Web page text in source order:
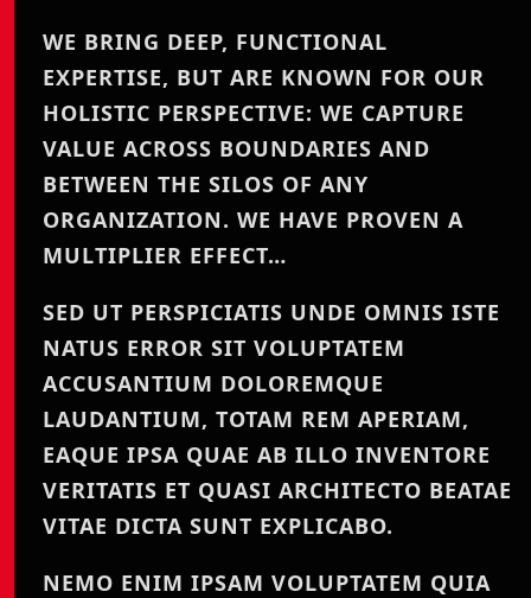
WE BRING DEEP, FUNCTIONAL
EXPERTISE, BUT ARE KNOWN FOR OUR
HOLISTIC PERSPECTIVE: WE CAPTURE
VALUE ACROSS BOUNDARIES AND
BETWEEN THE SILOS OF ANY
ORGANIZATION. WE HAVE PROVEN A
MULTIPLIER EFFECT…
SED UT PERSPICIATIS UNDE OMNIS ISTE
NATUS ERROR SIT VOLUPTATEM
ACCUSANTIUM DOLOREMQUE
LAUDANTIUM, TOTAM REM APERIAM,
EAQUE IPSA QUAE AB ILLO INVENTORE
VERITATIS ET QUASI ARCHITECTO BEATAE
VITAE DICTA SUNT EXPLICABO.
NEMO ENIM IPSAM VOLUPTATEM QUIA